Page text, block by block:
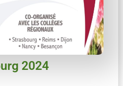
2024